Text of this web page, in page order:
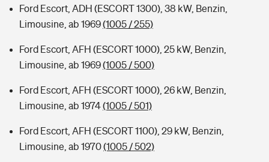
Ford Escort, ADH (ESCORT 1300), 38 kW, Benzin,
Limousine, ab 1969(1005 / 255)
Ford Escort, AFH (ESCORT 1000), 25 kW, Benzin,
Limousine, ab 1969(1005 / 500)
Ford Escort, AFH (ESCORT 1000), 26 kW, Benzin,
Limousine, ab 1974(1005 / 501)
Ford Escort, AFH (ESCORT 1100), 29 kW, Benzin,
Limousine, ab 1970(1005 / 502)